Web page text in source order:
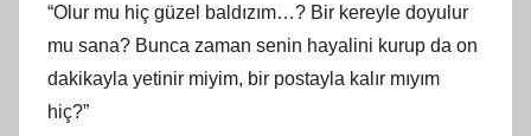
“Olur mu hiç güzel baldızım…? Bir kereyle doyulur
mu sana? Bunca zaman senin hayalini kurup da on
dakikayla yetinir miyim, bir postayla kalır mıyım
hiç?”